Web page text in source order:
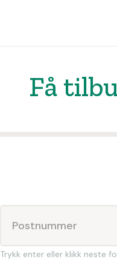
Få
Trykk enter eller klikk neste